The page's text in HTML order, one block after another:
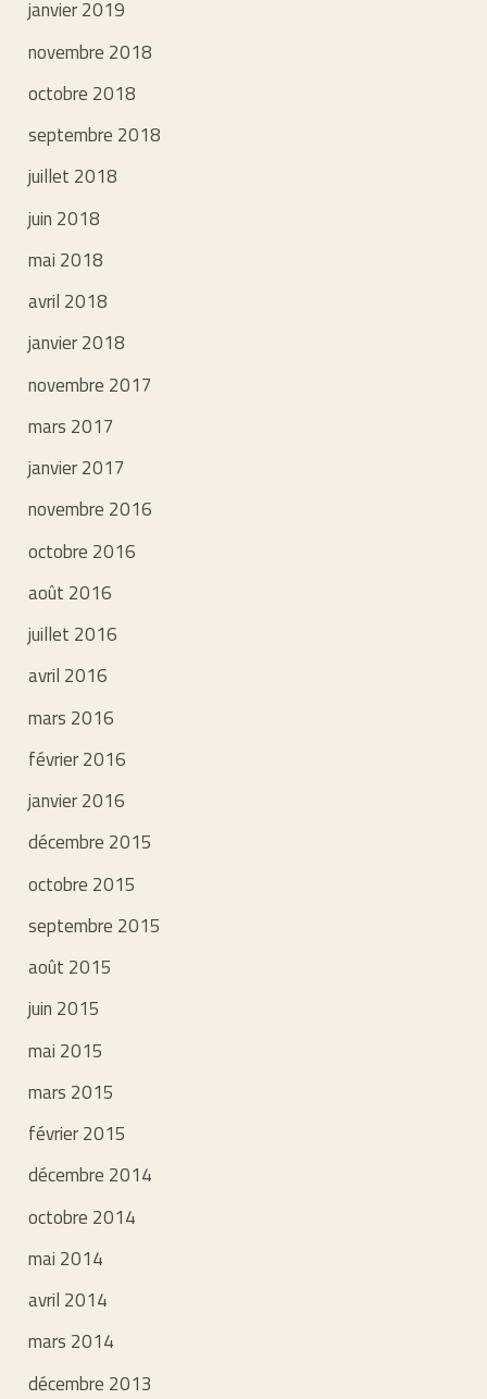
janvier 2019
novembre 2018
octobre 2018
septembre 2018
juillet 2018
juin 2018
mai 2018
avril 2018
janvier 2018
novembre 2017
mars 2017
janvier 2017
novembre 2016
octobre 2016
août 2016
juillet 2016
avril 2016
mars 2016
février 2016
janvier 2016
décembre 2015
octobre 2015
septembre 2015
août 2015
juin 2015
mai 2015
mars 2015
février 2015
décembre 2014
octobre 2014
mai 2014
avril 2014
mars 2014
décembre 2013